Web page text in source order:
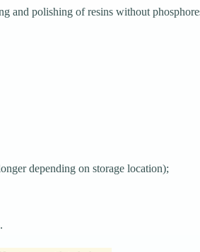
and polishing of resins without
depending on storage location);